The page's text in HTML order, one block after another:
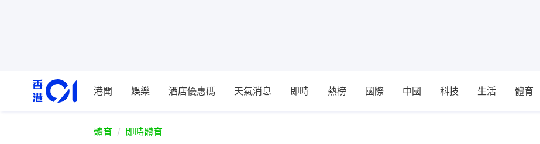
港聞 娛樂 酒店優惠碼 天氣消息 即時 熱榜 國際 中國 科技 生活 體育
體育 即時體育